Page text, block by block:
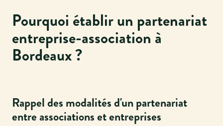
Pourquoi établir un partenariat
entreprise-association à
Bordeaux ?
Rappel des modalités d'un partenariat
entre associations et entreprises